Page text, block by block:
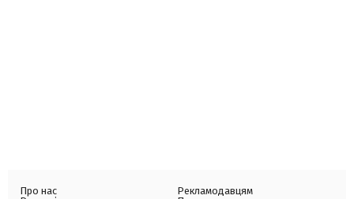
Про нас
Рекламодавцям